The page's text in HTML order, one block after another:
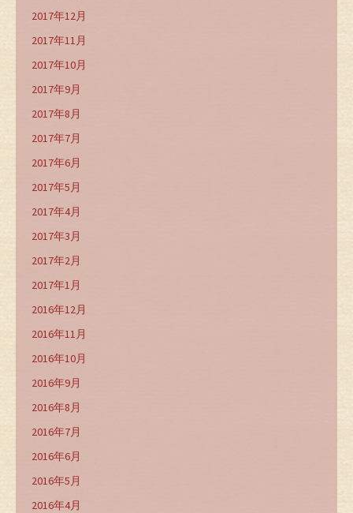
2017年12月
2017年11月
2017年10月
2017年9月
2017年8月
2017年7月
2017年6月
2017年5月
2017年4月
2017年3月
2017年2月
2017年1月
2016年12月
2016年11月
2016年10月
2016年9月
2016年8月
2016年7月
2016年6月
2016年5月
2016年4月